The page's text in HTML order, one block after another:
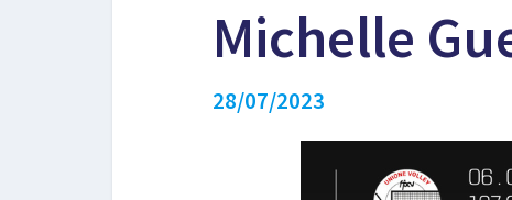
Michelle
28/07/2023